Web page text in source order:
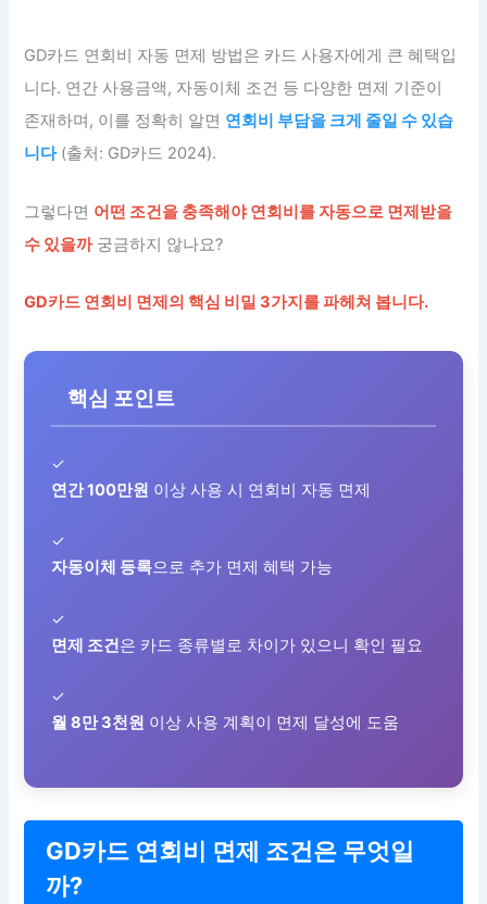
GD카드 연회비 자동 면제 방법은 카드 사용자에게 큰 혜택입
니다. 연간 사용금액, 자동이체 조건 등 다양한 면제 기준이
존재하며, 이를 정확히 알면 연회비 부담을 크게 줄일 수 있습
니다(출처: GD카드 2024).
그렇다면 어떤 조건을 충족해야 연회비를 자동으로 면제받을
수 있을까궁금하지 않나요?
GD카드 연회비 면제의 핵심 비밀 3가지를 파헤쳐 봅니다.
핵심 포인트
✓
연간 100만원 이상 사용 시 연회비 자동 면제
✓
자동이체 등록으로 추가 면제 혜택 가능
✓
면제 조건은 카드 종류별로 차이가 있으니 확인 필요
✓
월 8만 3천원 이상 사용 계획이 면제 달성에 도움
GD카드 연회비 면제 조건은 무엇일
까?